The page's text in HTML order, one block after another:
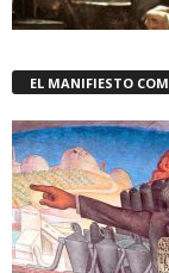
EL MANIFIESTO